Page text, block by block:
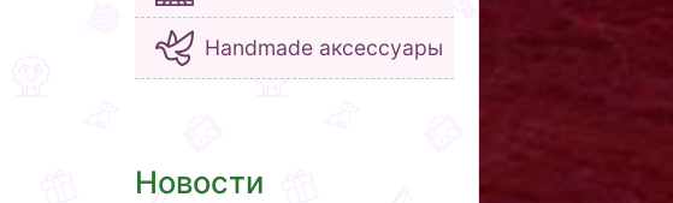
Handmade аксессуары
Новости